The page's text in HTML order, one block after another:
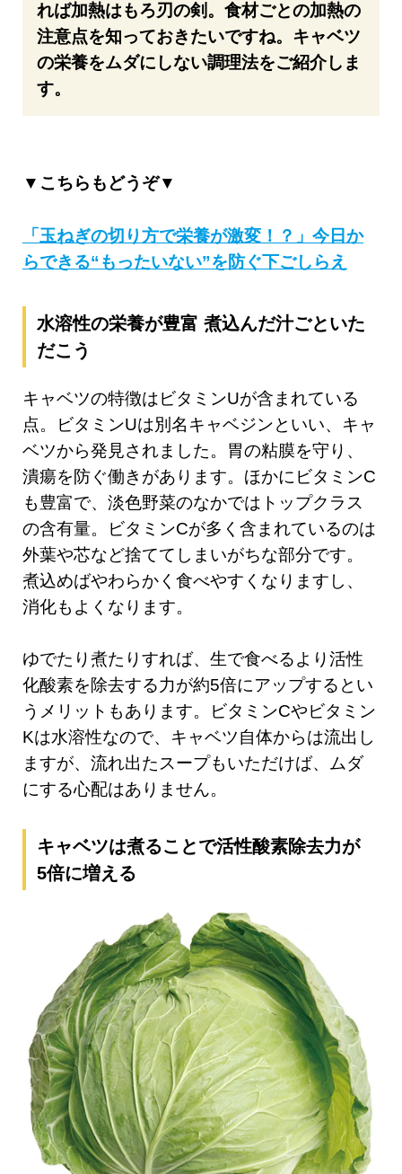
れば加熱はもろ刃の剣。食材ごとの加熱の
注意点を知っておきたいですね。キャベツ
の栄養をムダにしない調理法をご紹介しま
す。
▼こちらもどうぞ▼
「玉ねぎの切り方で栄養が激変！？」今日か
らできる“もったいない”を防ぐ下ごしらえ
水溶性の栄養が豊富 煮込んだ汁ごといた
だこう
キャベツの特徴はビタミンUが含まれている
点。ビタミンUは別名キャベジンといい、キャ
ベツから発見されました。胃の粘膜を守り、
潰瘍を防ぐ働きがあります。ほかにビタミンC
も豊富で、淡色野菜のなかではトップクラス
の含有量。ビタミンCが多く含まれているのは
外葉や芯など捨ててしまいがちな部分です。
煮込めばやわらかく食べやすくなりますし、
消化もよくなります。
ゆでたり煮たりすれば、生で食べるより活性
化酸素を除去する力が約5倍にアップするとい
うメリットもあります。ビタミンCやビタミン
Kは水溶性なので、キャベツ自体からは流出し
ますが、流れ出たスープもいただけば、ムダ
にする心配はありません。
キャベツは煮ることで活性酸素除去力が
5倍に増える